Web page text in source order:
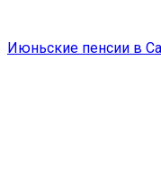
Июньские пенсии в